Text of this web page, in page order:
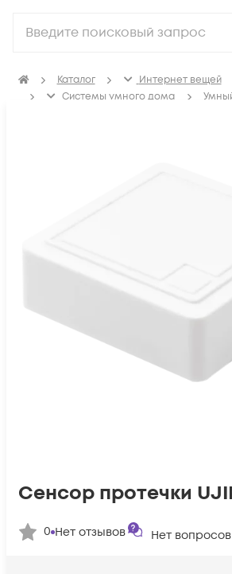
Каталог
Интернет вещей
Системы умного дома
Сенсор протечки
0 Нет отзывов Нет вопросов